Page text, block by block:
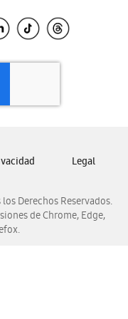
Derechos Reservados.
de Chrome, Edge,
Legal